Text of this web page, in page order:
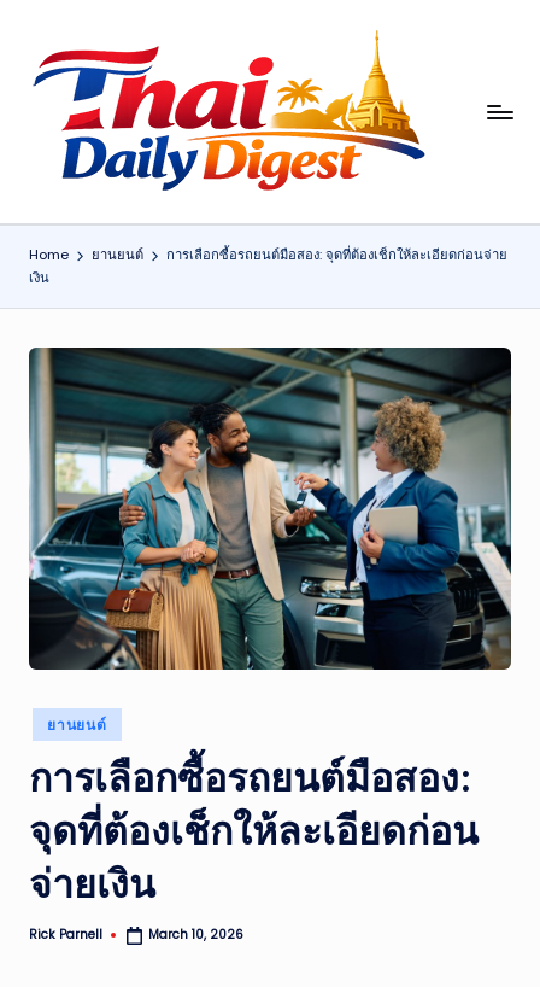
D
ai
Di
g
e
st
ส
รุ
ป
าว
แ
ะ
เห
ตุ
Home ยานยนต์
การเลือกซื้อรถยนต์มือสอง: จุดที่ต้องเช็กให้ละเอียดก่อนจ่าย
เงิน
Posted
in
ยานยนต์
การเลือกซื้อรถยนต์มือสอง:
จุดที่ต้องเช็กให้ละเอียดก่อน
จ่ายเงิน
Posted
Rick Parnell March 10, 2026